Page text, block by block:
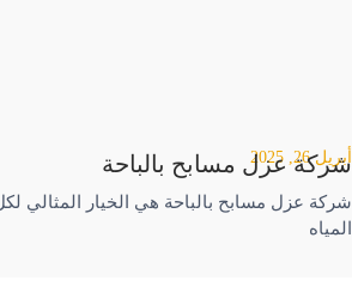
أبريل 26, 2025
شركة عزل مسابح بالباحة
شركة عزل مسابح بالباحة هي الخيار المثالي
المياه